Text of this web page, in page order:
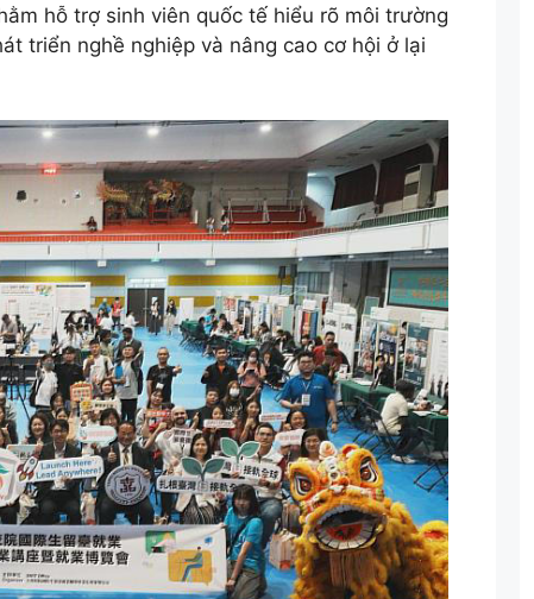
hỗ trợ sinh viên quốc tế hiểu rõ môi trường
triển nghề nghiệp và nâng cao cơ hội ở lại